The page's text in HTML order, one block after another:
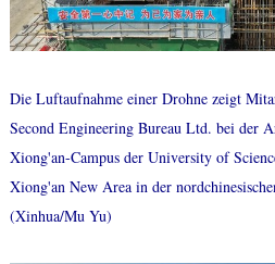
Die Luftaufnahme einer Drohne zeigt
Second Engineering Bureau Ltd. bei der
Xiong'an-Campus der University of
Xiong'an New Area in der
(Xinhua/Mu Yu)